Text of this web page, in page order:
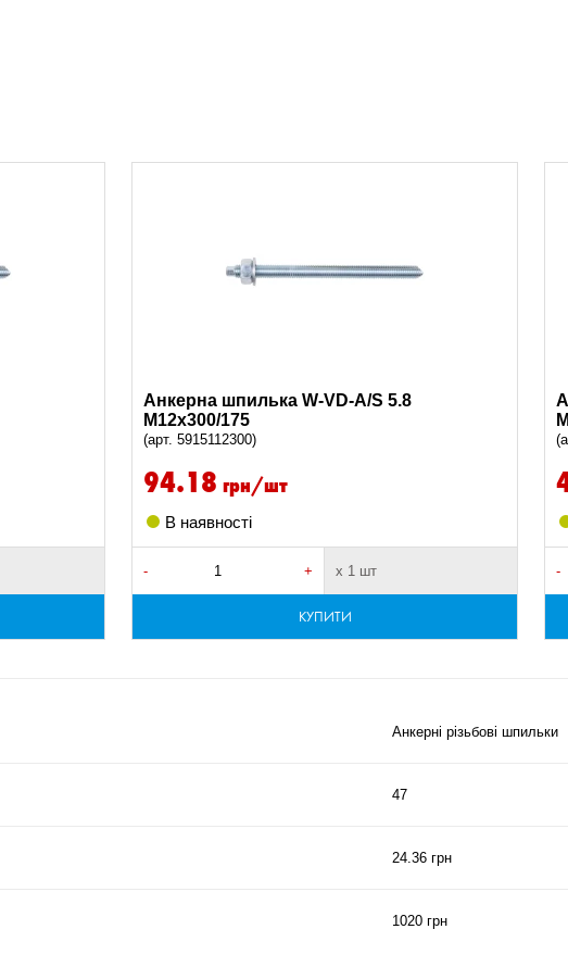
Анкерна шпилька W-VD-A/S 5.8
M12x300/175
(арт. 5915112300)
94.18 грн/шт
В наявності
- + х 1 шт
КУПИТИ
-
Анкерні різьбові шпильки
47
24.36 грн
1020 грн